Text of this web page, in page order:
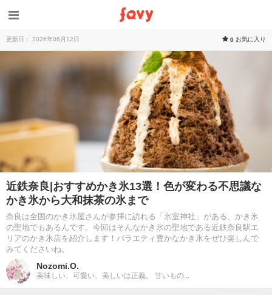
更新日： 2026年06月12日 0 お気に入り
近鉄奈良|おすすめかき氷13選！色が変わる不思議な
かき氷から大和抹茶の氷まで
奈良は全国のかき氷屋さんが参拝に訪れる「氷室神社」がある、かき氷
の聖地でもあるんです。今回はそんなかき氷の聖地である近鉄奈良駅エ
リアのかき氷店を紹介します！バラエティ豊かなかき氷をぜひ楽しんで
みてくださいね。
Nozomi.O.
美味しい、可愛い、美しいは正義。 甘いもの...